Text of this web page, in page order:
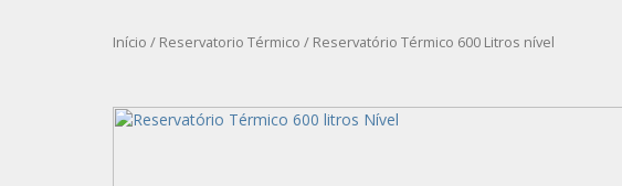
Início / Reservatorio Térmico / Reservatório Térmico 600 Litros nível